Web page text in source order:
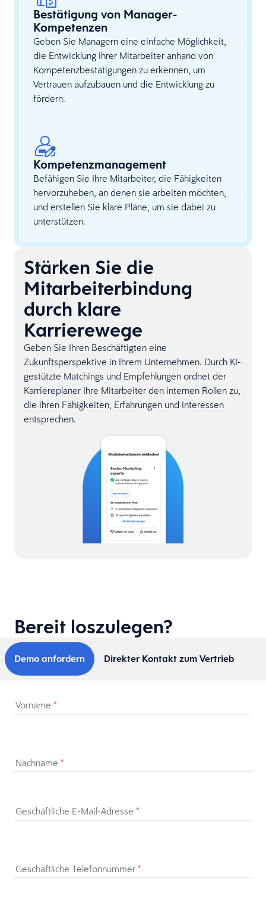
Bestätigung von Manager-
Kompetenzen
Geben Sie Managern eine einfache Möglichkeit,
die Entwicklung ihrer Mitarbeiter anhand von
Kompetenzbestätigungen zu erkennen, um
Vertrauen aufzubauen und die Entwicklung zu
fördern.
Kompetenzmanagement
Befähigen Sie Ihre Mitarbeiter, die Fähigkeiten
hervorzuheben, an denen sie arbeiten möchten,
und erstellen Sie klare Pläne, um sie dabei zu
unterstützen.
Stärken Sie die
Mitarbeiterbindung
durch klare
Karrierewege­­
Geben Sie Ihren Beschäftigten eine
Zukunftsperspektive in Ihrem Unternehmen. Durch KI-
gestützte Matchings und Empfehlungen ordnet der
Karriereplaner Ihre Mitarbeiter den internen Rollen zu,
die ihren Fähigkeiten, Erfahrungen und Interessen
entsprechen.
Bereit loszulegen?
Demo anfordern Direkter Kontakt zum Vertrieb
Vorname *
Nachname *
Geschäftliche E-Mail-Adresse *
Geschäftliche Telefonnummer *